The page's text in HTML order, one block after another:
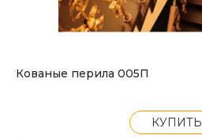
Кованые перила 005П
КУПИТЬ